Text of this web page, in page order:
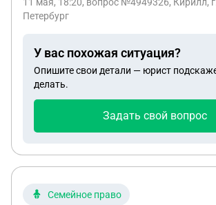
есть несовершеннолетний ребёнок-
родителями). Есть опасение возможного
оспаривания завещания либо
обязательной доли как
спорам, который сможет: оценить риски
нетрудоспособного иждивенца, предложить
варианты оформления при жизни). Интересует
Петербург
У вас похожая ситуация?
Опишите свои детали — юрист
делать.
Задать свой вопрос
Семейное право